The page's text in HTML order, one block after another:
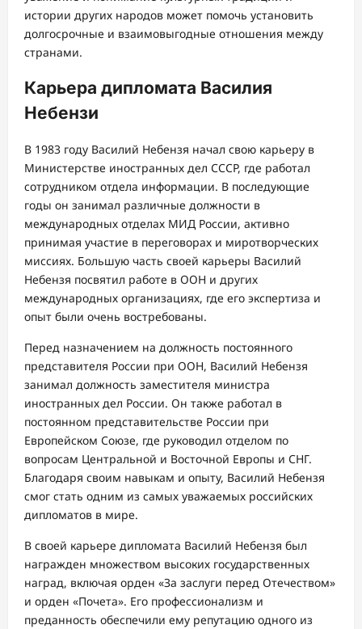
истории других народов может помочь установить
долгосрочные и взаимовыгодные отношения между
странами.
Карьера дипломата Василия
Небензи
В 1983 году Василий Небензя начал свою карьеру в
Министерстве иностранных дел СССР, где работал
сотрудником отдела информации. В последующие
годы он занимал различные должности в
международных отделах МИД России, активно
принимая участие в переговорах и миротворческих
миссиях. Большую часть своей карьеры Василий
Небензя посвятил работе в ООН и других
международных организациях, где его экспертиза и
опыт были очень востребованы.
Перед назначением на должность постоянного
представителя России при ООН, Василий Небензя
занимал должность заместителя министра
иностранных дел России. Он также работал в
постоянном представительстве России при
Европейском Союзе, где руководил отделом по
вопросам Центральной и Восточной Европы и СНГ.
Благодаря своим навыкам и опыту, Василий Небензя
смог стать одним из самых уважаемых российских
дипломатов в мире.
В своей карьере дипломата Василий Небензя был
награжден множеством высоких государственных
наград, включая орден «За заслуги перед Отечеством»
и орден «Почета». Его профессионализм и
преданность обеспечили ему репутацию одного из